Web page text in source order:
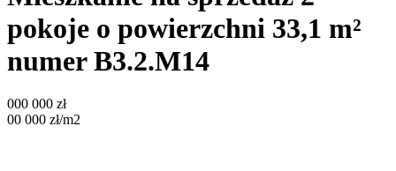
pokoje o powierzchni 33,1 m²
numer B3.2.M14
000 000 zł
00 000 zł/m2